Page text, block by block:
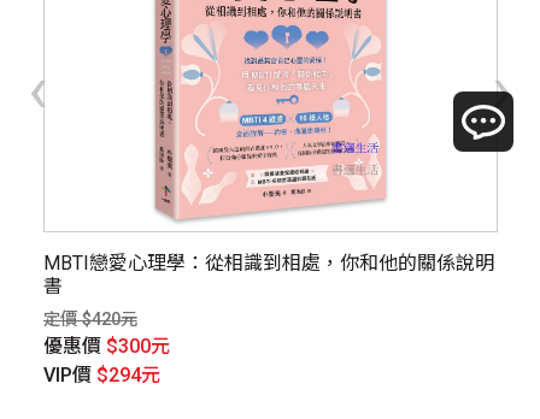
MBTI戀愛心理學：從相識到相處，你和他的關係說明
書
定價 $420元
優惠價 $300元
VIP價 $294元
‹ ›